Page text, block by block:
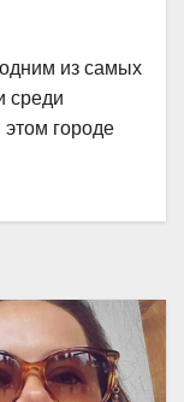
одним из самых
среди
городе